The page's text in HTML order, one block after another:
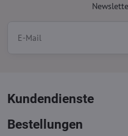
Kundendienste
Bestellungen